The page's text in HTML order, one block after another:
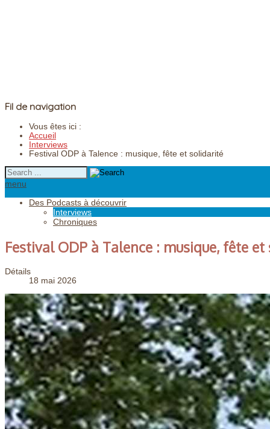
Fil de navigation
Vous êtes ici :
Accueil
Interviews
Festival ODP à Talence : musique, fête et solidarité
menu
Des Podcasts à découvrir
Interviews
Chroniques
Festival ODP à Talence : musique, fête
Détails
18 mai 2026